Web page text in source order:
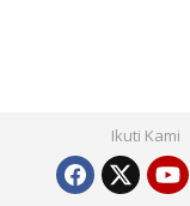
Ikuti Kami